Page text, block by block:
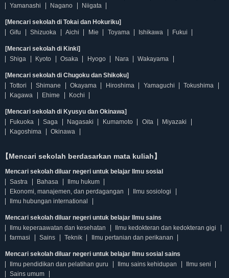
Yamanashi
Nagano Niigata
[Mencari sekolah di Tokai dan Hokuriku]
Gifu
Shizuoka Aichi Mie Toyama Ishikawa Fukui
[Mencari sekolah di Kinki]
Shiga
Kyoto Osaka Hyogo Nara Wakayama
[Mencari sekolah di Chugoku dan Shikoku]
Tottori
Shimane Okayama Hiroshima Yamaguchi
Tokushima
Kagawa
Ehime Kochi
[Mencari sekolah di Kyusyu dan Okinawa]
Fukuoka
Saga Nagasaki Kumamoto Oita
Miyazaki
Kagoshima
Okinawa
【Mencari sekolah berdasarkan mata kuliah】
Mencari sekolah diluar negeri untuk belajar Ilmu sosial
Sastra
Bahasa
Ilmu hukum
Ekonomi, manajemen, dan perdagangan
Ilmu sosiologi
Ilmu hubungan international
Mencari sekolah diluar negeri untuk belajar Ilmu sains
Ilmu keperaawatan dan kesehatan
Ilmu kedokteran dan kedokteran gigi
farmasi
Sains Teknik Ilmu pertanian dan perikanan
Mencari sekolah diluar negeri untuk belajar Ilmu sosial sains
Ilmu pendidikan dan pelatihan guru
Ilmu sains kehidupan
Ilmu seni
Sains umum